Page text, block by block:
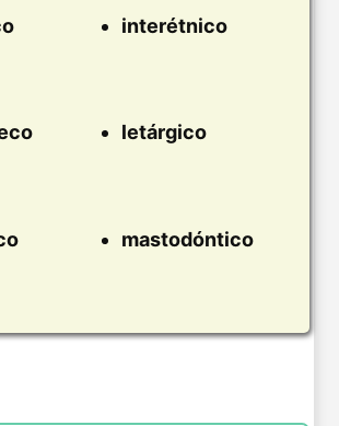
interétnico
letárgico
mastodóntico